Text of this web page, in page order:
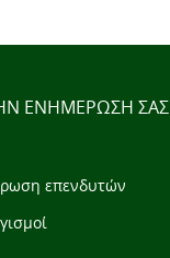
ΕΝΗΜΕΡΩΣΗ ΣΑΣ
επενδυτών